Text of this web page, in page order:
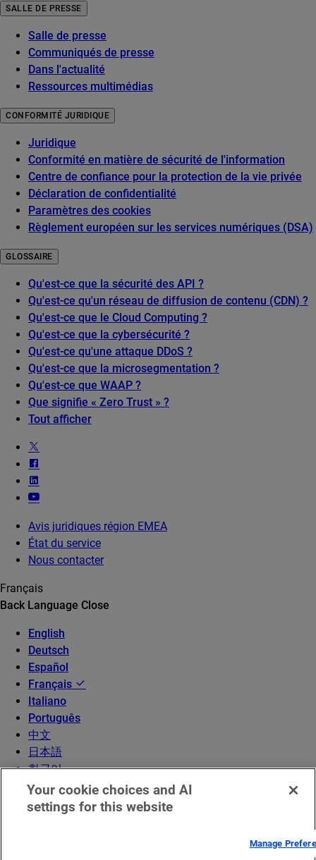
SALLE DE PRESSE
Salle de presse
Communiqués de presse
Dans l'actualité
Ressources multimédias
CONFORMITÉ JURIDIQUE
Juridique
Conformité en matière de sécurité de l'information
Centre de confiance pour la protection de la vie privée
Déclaration de confidentialité
Paramètres des cookies
Règlement européen sur les services numériques (DSA)
GLOSSAIRE
Qu'est-ce que la sécurité des API ?
Qu'est-ce qu'un réseau de diffusion de contenu (CDN) ?
Qu'est-ce que le Cloud Computing ?
Qu'est-ce que la cybersécurité ?
Qu'est-ce qu'une attaque DDoS ?
Qu'est-ce que la microsegmentation ?
Qu'est-ce que WAAP ?
Que signifie « Zero Trust » ?
Tout afficher
Avis juridiques région EMEA
État du service
Nous contacter
Français
Back Language Close
English
Deutsch
Español
Français
Italiano
Português
中文
日本語
한국어
Your cookie choices and AI
settings for this website
Manage